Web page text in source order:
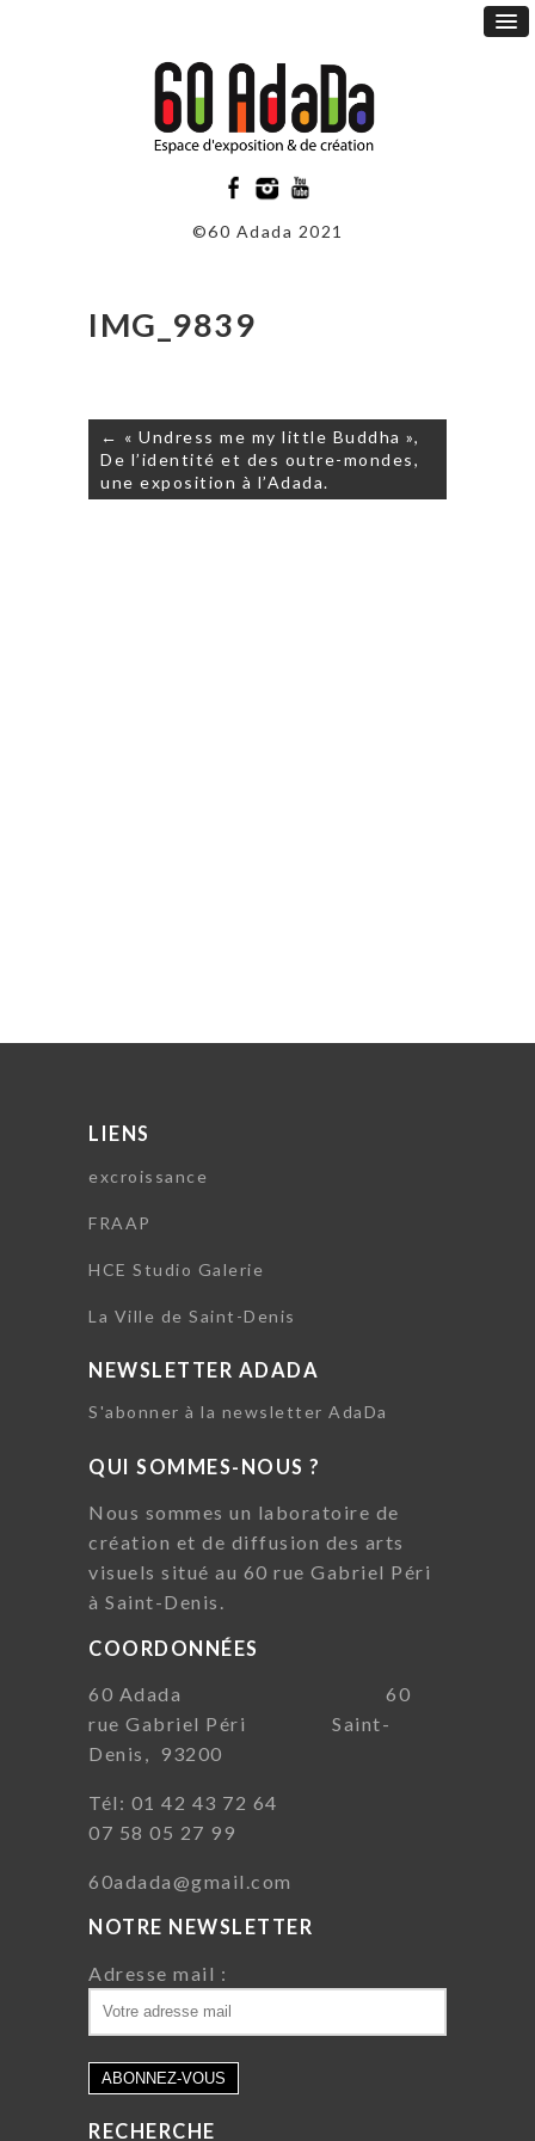
©60 Adada 2021
IMG_9839
Navigation
de
l’article
← « Undress me my little Buddha »,
De l’identité et des outre-mondes,
une exposition à l’Adada.
LIENS
excroissance
FRAAP
HCE Studio Galerie
La Ville de Saint-Denis
NEWSLETTER ADADA
S'abonner à la newsletter AdaDa
QUI SOMMES-NOUS ?
Nous sommes un laboratoire de
création et de diffusion des arts
visuels situé au 60 rue Gabriel Péri
à Saint-Denis.
COORDONNÉES
60 Adada 60
rue Gabriel Péri Saint-
Denis, 93200
Tél: 01 42 43 72 64
07 58 05 27 99
60adada@gmail.com
NOTRE NEWSLETTER
Adresse mail :
RECHERCHE